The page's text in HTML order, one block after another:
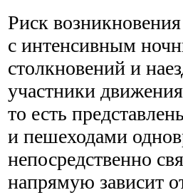
Риск
с интенсивным
столкновений и
участники
то есть
и пешеходами
непосредственно
напрямую зависит